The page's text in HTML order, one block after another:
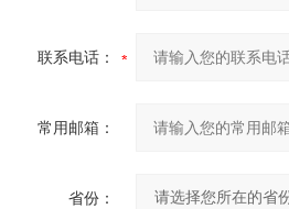
联系电话：
常用邮箱：
省份：